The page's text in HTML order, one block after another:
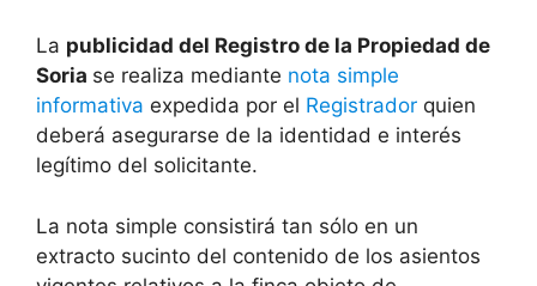
La publicidad del Registro de la Propiedad de
Soria se realiza mediante nota simple
informativa expedida por el Registrador quien
deberá asegurarse de la identidad e interés
legítimo del solicitante.
La nota simple consistirá tan sólo en un
extracto sucinto del contenido de los asientos